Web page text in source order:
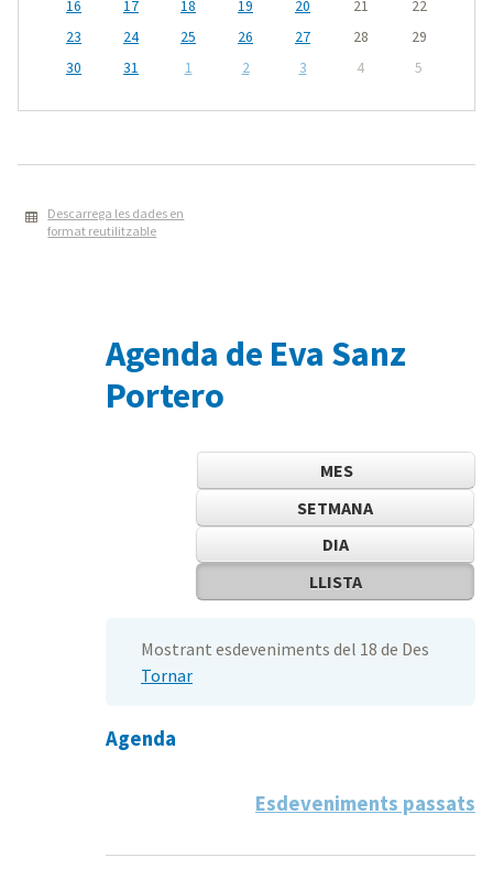
16
17 18 19 20 21
22
23
24 25 26 27 28
29
30
31 1 2 3 4 5
Descarrega les dades en
format reutilitzable
Agenda de Eva Sanz
Portero
MES
SETMANA
DIA
LLISTA
Mostrant esdeveniments del 18 de Des
Tornar
Agenda
Esdeveniments passats